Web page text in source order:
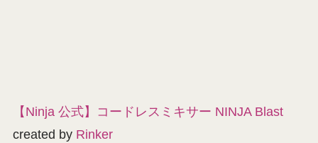
【Ninja 公式】コードレスミキサー NINJA Blast
created by Rinker